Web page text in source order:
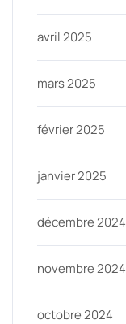
avril 2025
mars 2025
février 2025
janvier 2025
décembre 2024
novembre 2024
octobre 2024